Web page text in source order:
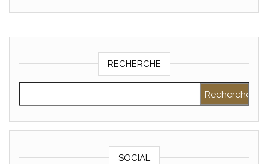
RECHERCHE
SOCIAL